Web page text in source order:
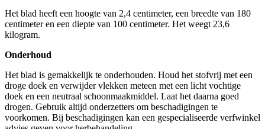
Het blad heeft een hoogte van 2,4 centimeter, een breedte van 180
centimeter en een diepte van 100 centimeter. Het weegt 23,6
kilogram.
Onderhoud
Het blad is gemakkelijk te onderhouden. Houd het stofvrij met een
droge doek en verwijder vlekken meteen met een licht vochtige
doek en een neutraal schoonmaakmiddel. Laat het daarna goed
drogen. Gebruik altijd onderzetters om beschadigingen te
voorkomen. Bij beschadigingen kan een gespecialiseerde verfwinkel